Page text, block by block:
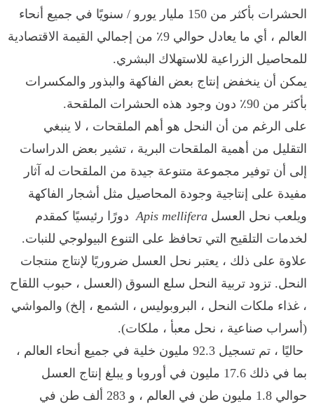
الحشرات بأكثر من 150 مليار يورو / سنويًا في جميع أنحاء
العالم ، أي ما يعادل حوالي 9٪ من إجمالي القيمة الاقتصادية
للمحاصيل الزراعية للاستهلاك البشري.
يمكن أن ينخفض إنتاج بعض الفاكهة والبذور والمكسرات
بأكثر من 90٪ دون وجود هذه الحشرات الملقحة.
على الرغم من أن النحل هو أهم الملقحات ، لا ينبغي
التقليل من أهمية الملقحات البرية ، تشير بعض الدراسات
إلى أن توفير مجموعة متنوعة جيدة من الملقحات له آثار
مفيدة على إنتاجية وجودة المحاصيل مثل أشجار الفاكهة
ويلعب نحل العسل Apis mellifera دورًا رئيسيًا كمقدم
لخدمات التلقيح التي تحافظ على التنوع البيولوجي للنبات.
علاوة على ذلك ، يعتبر نحل العسل ضروريًا لإنتاج منتجات
النحل. تزود تربية النحل سلع السوق (العسل ، حبوب اللقاح
، غذاء ملكات النحل ، البروبوليس ، الشمع ، إلخ) والمواشي
(أسراب صناعية ، نحل معبأ ، ملكات).
حاليًا ، تم تسجيل 92.3 مليون خلية في جميع أنحاء العالم ،
بما في ذلك 17.6 مليون في أوروبا و يبلغ إنتاج العسل
حوالي 1.8 مليون طن في العالم ، و 283 ألف طن في